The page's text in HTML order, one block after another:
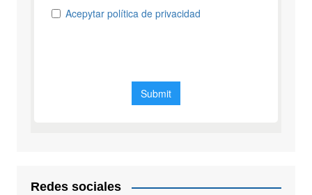
Redes sociales